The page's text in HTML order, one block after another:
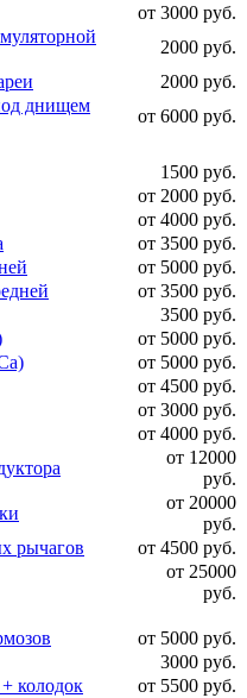
от 3000 руб.
2000 руб.
2000 руб.
днищем
от 6000 руб.
1500 руб.
от 2000 руб.
от 4000 руб.
от 3500 руб.
от 5000 руб.
от 3500 руб.
3500 руб.
от 5000 руб.
от 5000 руб.
от 4500 руб.
от 3000 руб.
от 4000 руб.
от 12000
руб.
от 20000
руб.
рычагов
от 4500 руб.
от 25000
руб.
от 5000 руб.
3000 руб.
колодок
от 5500 руб.